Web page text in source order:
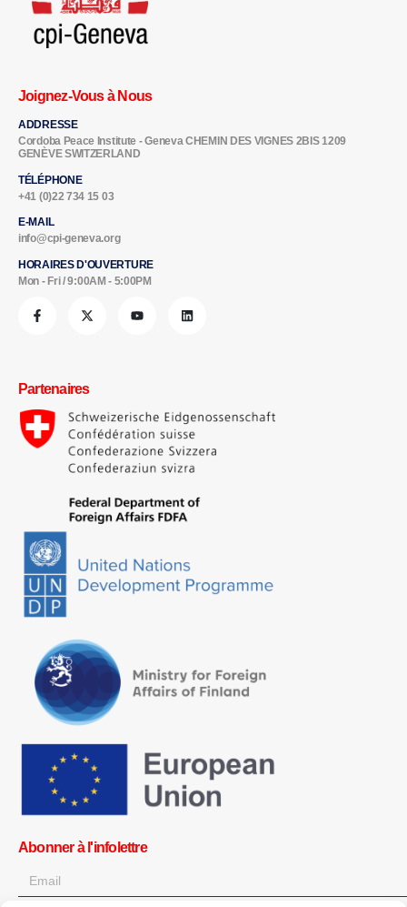
Joignez-Vous à Nous
ADDRESSE
Cordoba Peace Institute - Geneva CHEMIN DES VIGNES 2BIS 1209
GENÈVE SWITZERLAND
TÉLÉPHONE
+41 (0)22 734 15 03
E-MAIL
info@cpi-geneva.org
HORAIRES D'OUVERTURE
Mon - Fri / 9:00AM - 5:00PM
Partenaires
Abonner à l'infolettre